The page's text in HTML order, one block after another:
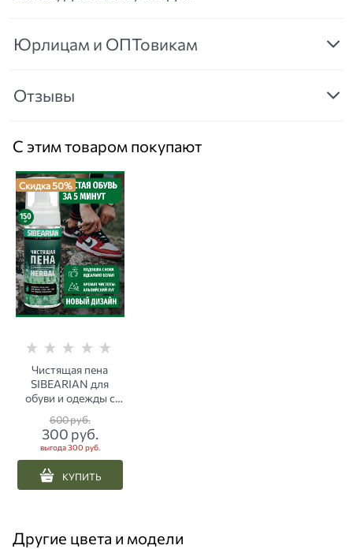
Юрлицам и ОПТовикам
Отзывы
С этим товаром покупают
Скидка 50%
Чистящая пена
SIBEARIAN для
обуви и одежды с
альпийских трав 150
мл
600 руб.
300 руб.
выгода300 руб.
КУПИТЬ
Другие цвета и модели